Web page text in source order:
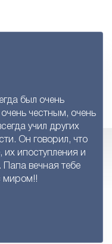
был очень
честным, очень
учил других
Он говорил, что
ипоступления и
Папа вечная тебе
миром!!